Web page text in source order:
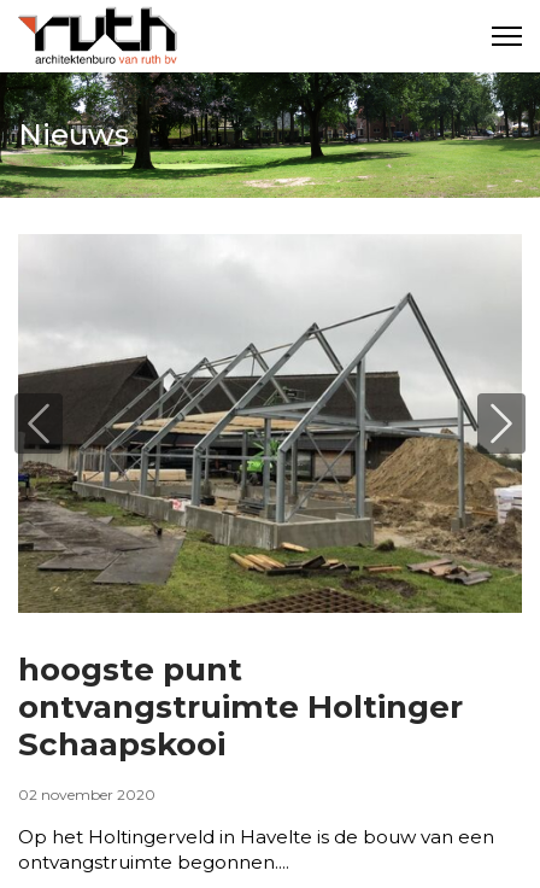
Nieuws
Previous
hoogste punt
ontvangstruimte Holtinger
Schaapskooi
02 november 2020
Op het Holtingerveld in Havelte is de bouw van een
ontvangstruimte begonnen....